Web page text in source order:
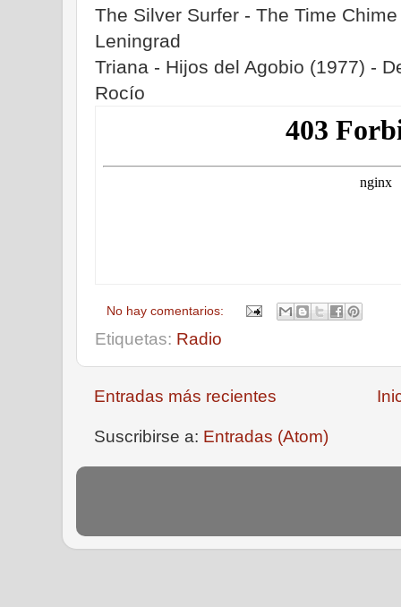
The Silver Surfer - The Time
Leningrad
Triana - Hijos del Agobio (1977) -
Rocío
No hay comentarios:
Etiquetas: Radio
Entradas más recientes
Suscribirse a: Entradas (Atom)